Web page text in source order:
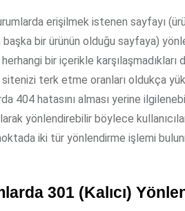
erişilmek istenen sayfayı
başka bir ürünün olduğu sayfaya)
bir içerikle karşılaşmadıkları
sitenizi terk etme oranları oldukça
404 hatasını alması yerine
yönlendirebilir böylece
iki tür yönlendirme işlemi
301 (Kalıcı)